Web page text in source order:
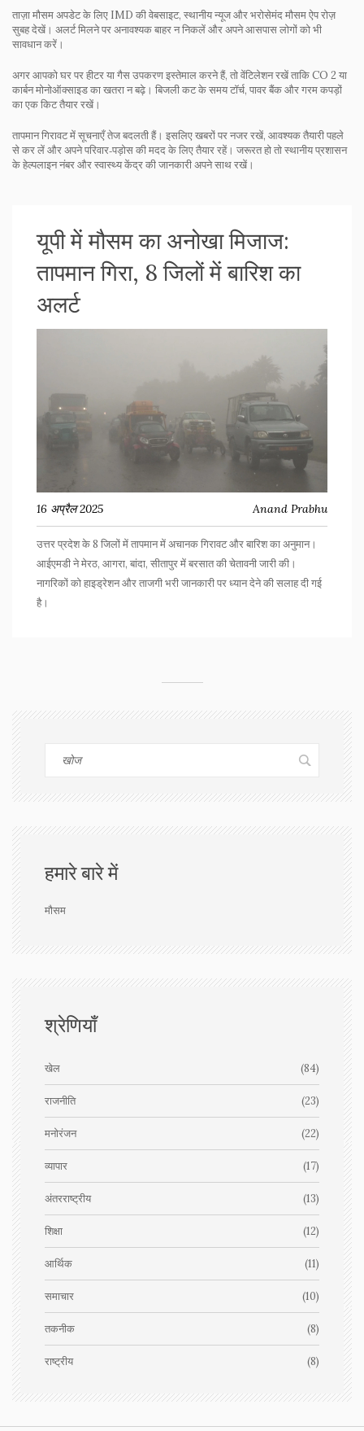
ताज़ा मौसम अपडेट के लिए IMD की वेबसाइट, स्थानीय न्यूज और भरोसेमंद मौसम ऐप रोज़
सुबह देखें। अलर्ट मिलने पर अनावश्यक बाहर न निकलें और अपने आसपास लोगों को भी
सावधान करें।
अगर आपको घर पर हीटर या गैस उपकरण इस्तेमाल करने हैं, तो वेंटिलेशन रखें ताकि CO 2 या
कार्बन मोनोऑक्साइड का खतरा न बढ़े। बिजली कट के समय टॉर्च, पावर बैंक और गरम कपड़ों
का एक किट तैयार रखें।
तापमान गिरावट में सूचनाएँ तेज बदलती हैं। इसलिए खबरों पर नजर रखें, आवश्यक तैयारी पहले
से कर लें और अपने परिवार‑पड़ोस की मदद के लिए तैयार रहें। जरूरत हो तो स्थानीय प्रशासन
के हेल्पलाइन नंबर और स्वास्थ्य केंद्र की जानकारी अपने साथ रखें।
यूपी में मौसम का अनोखा मिजाज:
तापमान गिरा, 8 जिलों में बारिश का
अलर्ट
16 अप्रैल 2025 Anand Prabhu
उत्तर प्रदेश के 8 जिलों में तापमान में अचानक गिरावट और बारिश का अनुमान।
आईएमडी ने मेरठ, आगरा, बांदा, सीतापुर में बरसात की चेतावनी जारी की।
नागरिकों को हाइड्रेशन और ताजगी भरी जानकारी पर ध्यान देने की सलाह दी गई
है।
हमारे बारे में
मौसम
श्रेणियाँ
खेल (84)
राजनीति (23)
मनोरंजन (22)
व्यापार (17)
अंतरराष्ट्रीय (13)
शिक्षा (12)
आर्थिक (11)
समाचार (10)
तकनीक (8)
राष्ट्रीय (8)